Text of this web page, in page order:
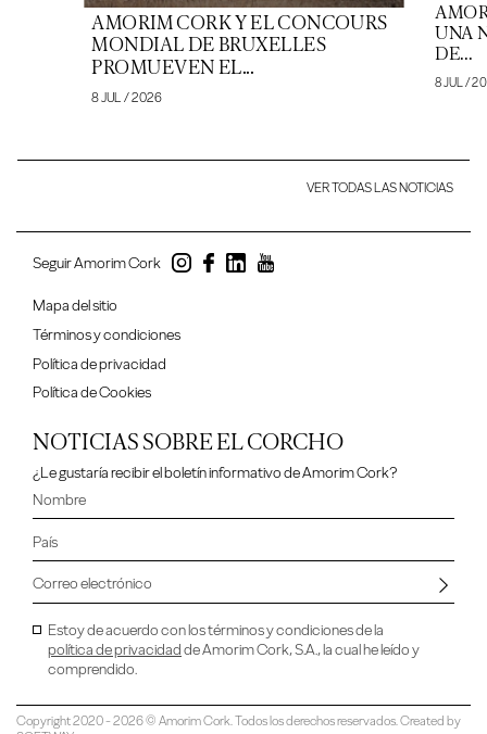
AMORIM CORK Y EL CONCOURS
MONDIAL DE BRUXELLES
PROMUEVEN EL...
8 JUL / 2026
UNA
DE...
8 JUL /
VER TODAS LAS NOTICIAS
Seguir Amorim Cork
Mapa del sitio
Términos y condiciones
Política de privacidad
Política de Cookies
NOTICIAS SOBRE EL CORCHO
¿Le gustaría recibir el boletín informativo de Amorim Cork?
Estoy de acuerdo con los términos y condiciones de la
política de privacidadde Amorim Cork, S.A., la cual he leído y
comprendido.
Copyright 2020 - 2026 © Amorim Cork. Todos los derechos reservados. Created by